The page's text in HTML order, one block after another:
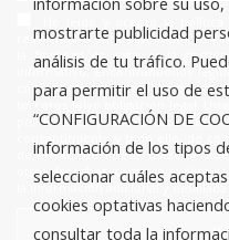
responsable del tratamiento de
la finalidad de este es la
informativo, encontrándonos
consentimiento que nos está
terceros salvo obligación legal.
por lo tanto posee la capacidad
consentimiento y todo ello, de
de Privacidad. Puede usted
otros derechos, como se explica
la información adicional y
mostrarte publicidad
análisis de tu tráfico.
para permitir el uso de
“CONFIGURACIÓN DE
información de los tipos
seleccionar cuáles
cookies optativas
consultar toda la